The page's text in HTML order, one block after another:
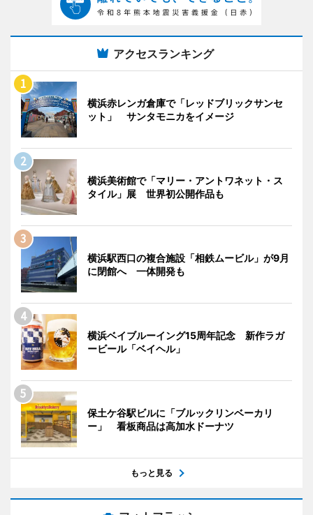
アクセスランキング
横浜赤レンガ倉庫で「レッドブリックサンセ
ット」 サンタモニカをイメージ
横浜美術館で「マリー・アントワネット・ス
タイル」展 世界初公開作品も
横浜駅西口の複合施設「相鉄ムービル」が9月
に閉館へ 一体開発も
横浜ベイブルーイング15周年記念 新作ラガ
ービール「ベイヘル」
保土ケ谷駅ビルに「ブルックリンベーカリ
ー」 看板商品は高加水ドーナツ
もっと見る